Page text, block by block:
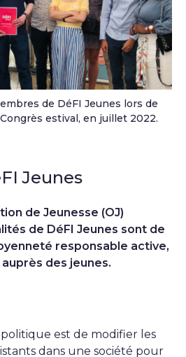
de DéFI Jeunes lors de
estival, en juillet 2022.
Jeunes
de Jeunesse (OJ)
de DéFI Jeunes sont de
responsable active,
des jeunes.
est de modifier les
dans une société pour